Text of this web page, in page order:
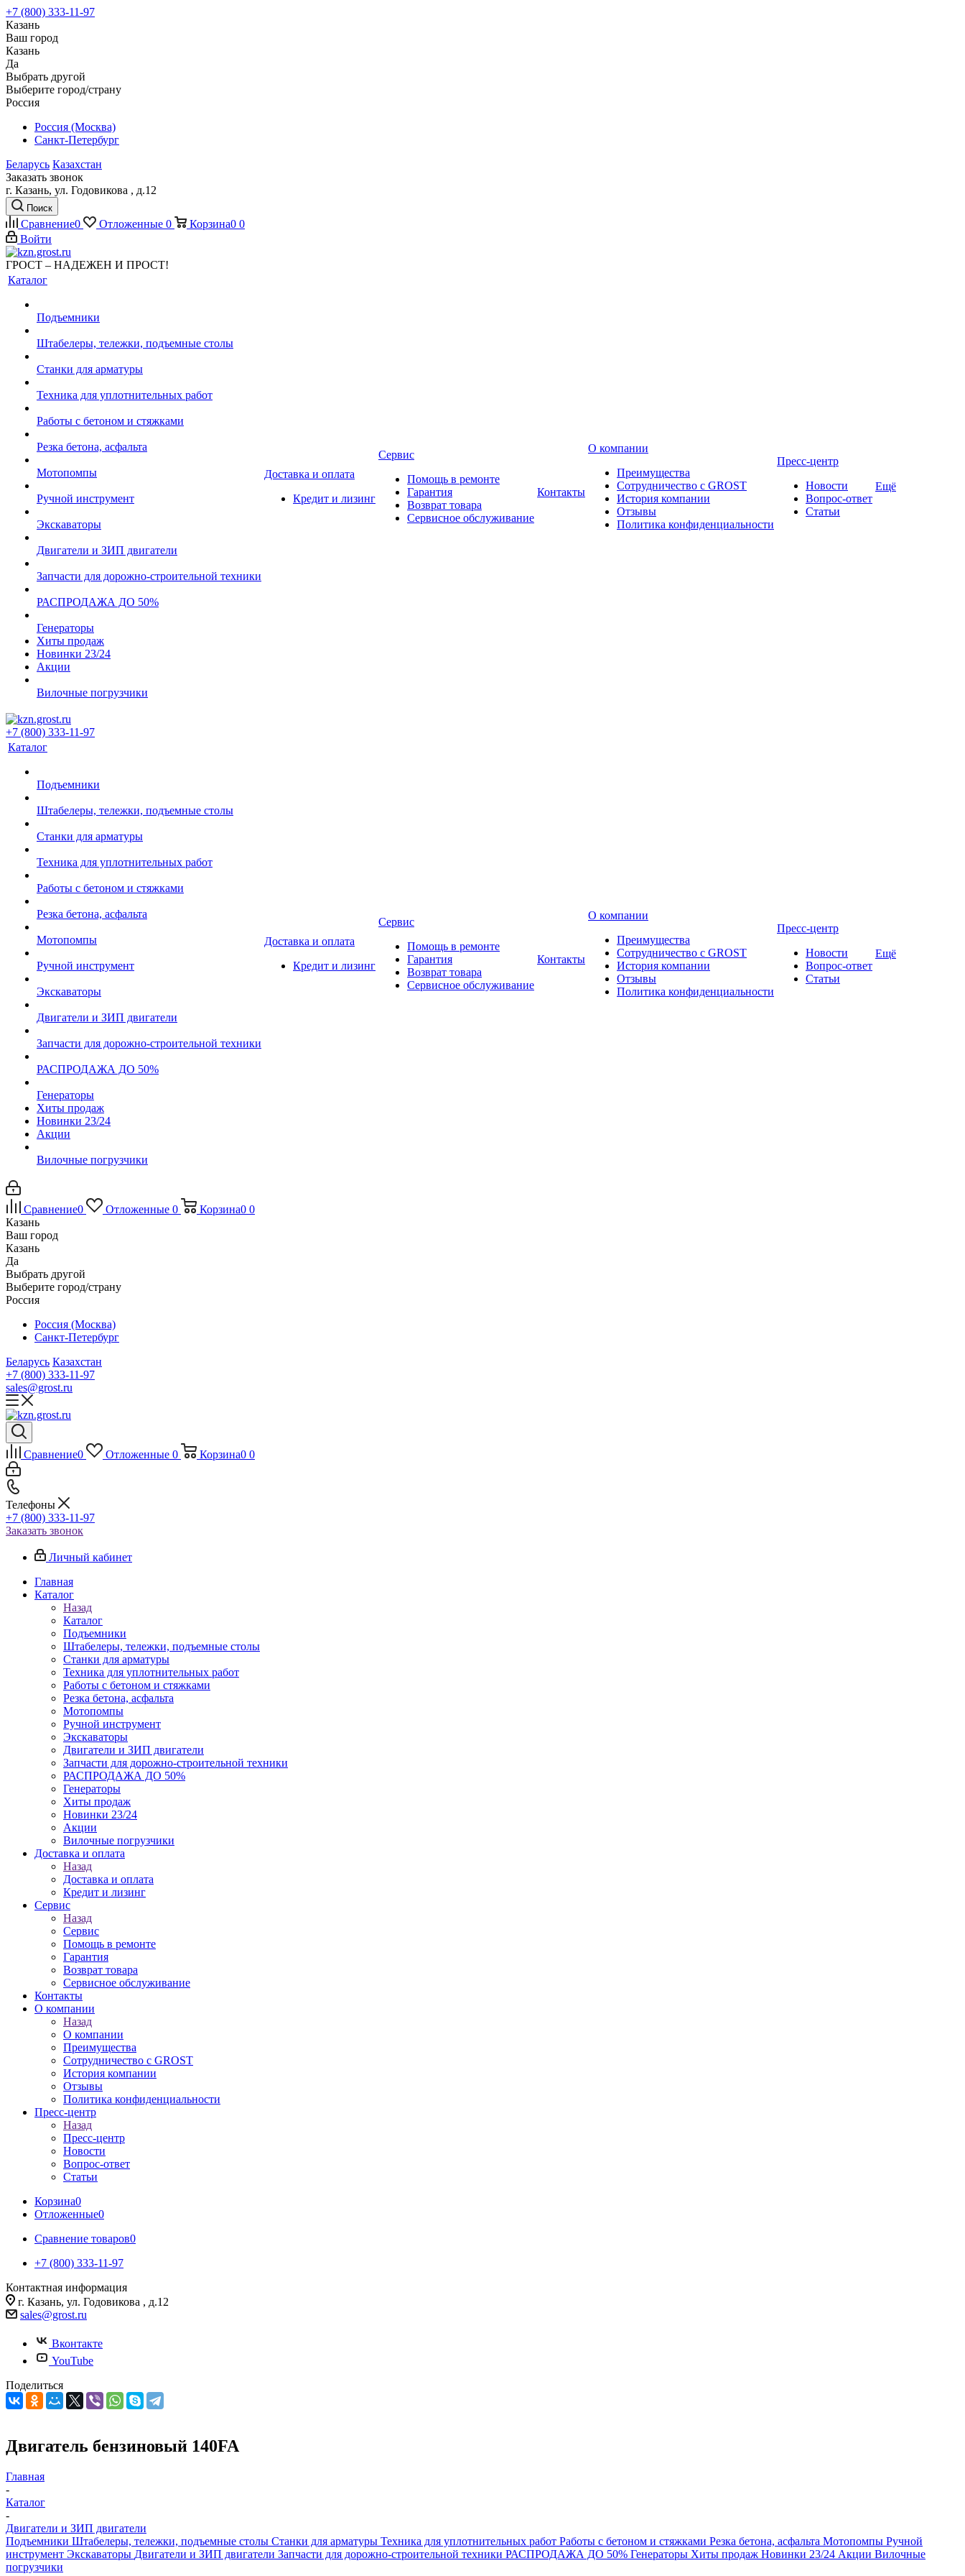
+7 (800) 333-11-97
Казань
Ваш город
Казань
Да
Выбрать другой
Выберите город/страну
Россия
Россия (Москва)
Санкт-Петербург
Беларусь Казахстан
Заказать звонок
г. Казань, ул. Годовикова , д.12
Поиск
Сравнение0 Отложенные 0 Корзина0 0
Войти
ГРОСТ – НАДЕЖЕН И ПРОСТ!
Каталог
Подъемники
Штабелеры, тележки, подъемные столы
Станки для арматуры
Техника для уплотнительных работ
Работы с бетоном и стяжками
Резка бетона, асфальта
Мотопомпы
Ручной инструмент
Экскаваторы
Двигатели и ЗИП двигатели
Запчасти для дорожно-строительной техники
РАСПРОДАЖА ДО 50%
Генераторы
Хиты продаж
Новинки 23/24
Акции
Вилочные погрузчики
Доставка и оплата
Кредит и лизинг
Сервис
Помощь в ремонте
Гарантия
Возврат товара
Сервисное обслуживание
Контакты
О компании
Преимущества
Сотрудничество с GROST
История компании
Отзывы
Политика конфиденциальности
Пресс-центр
Новости
Вопрос-ответ
Статьи
Ещё
+7 (800) 333-11-97
Каталог
Подъемники
Штабелеры, тележки, подъемные столы
Станки для арматуры
Техника для уплотнительных работ
Работы с бетоном и стяжками
Резка бетона, асфальта
Мотопомпы
Ручной инструмент
Экскаваторы
Двигатели и ЗИП двигатели
Запчасти для дорожно-строительной техники
РАСПРОДАЖА ДО 50%
Генераторы
Хиты продаж
Новинки 23/24
Акции
Вилочные погрузчики
Доставка и оплата
Кредит и лизинг
Сервис
Помощь в ремонте
Гарантия
Возврат товара
Сервисное обслуживание
Контакты
О компании
Преимущества
Сотрудничество с GROST
История компании
Отзывы
Политика конфиденциальности
Пресс-центр
Новости
Вопрос-ответ
Статьи
Ещё
Сравнение0 Отложенные 0 Корзина0 0
Казань
Ваш город
Казань
Да
Выбрать другой
Выберите город/страну
Россия
Россия (Москва)
Санкт-Петербург
Беларусь Казахстан
+7 (800) 333-11-97
sales@grost.ru
Сравнение0 Отложенные 0 Корзина0 0
Телефоны
+7 (800) 333-11-97
Заказать звонок
Личный кабинет
Главная
Каталог
Назад
Каталог
Подъемники
Штабелеры, тележки, подъемные столы
Станки для арматуры
Техника для уплотнительных работ
Работы с бетоном и стяжками
Резка бетона, асфальта
Мотопомпы
Ручной инструмент
Экскаваторы
Двигатели и ЗИП двигатели
Запчасти для дорожно-строительной техники
РАСПРОДАЖА ДО 50%
Генераторы
Хиты продаж
Новинки 23/24
Акции
Вилочные погрузчики
Доставка и оплата
Назад
Доставка и оплата
Кредит и лизинг
Сервис
Назад
Сервис
Помощь в ремонте
Гарантия
Возврат товара
Сервисное обслуживание
Контакты
О компании
Назад
О компании
Преимущества
Сотрудничество с GROST
История компании
Отзывы
Политика конфиденциальности
Пресс-центр
Назад
Пресс-центр
Новости
Вопрос-ответ
Статьи
Корзина0
Отложенные0
Сравнение товаров0
+7 (800) 333-11-97
Контактная информация
г. Казань, ул. Годовикова , д.12
sales@grost.ru
Вконтакте
YouTube
Поделиться
Двигатель бензиновый 140FA
Главная
-
Каталог
-
Двигатели и ЗИП двигатели
Подъемники Штабелеры, тележки, подъемные столы Станки для арматуры Техника для уплотнительных работ Работы с бетоном и стяжками Резка бетона, асфальта Мотопомпы Ручной
инструмент Экскаваторы Двигатели и ЗИП двигатели Запчасти для дорожно-строительной техники РАСПРОДАЖА ДО 50% Генераторы Хиты продаж Новинки 23/24 Акции Вилочные
погрузчики